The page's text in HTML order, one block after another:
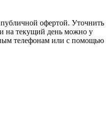
офертой. Уточнить
на текущий день можно у
телефонам или с помощью